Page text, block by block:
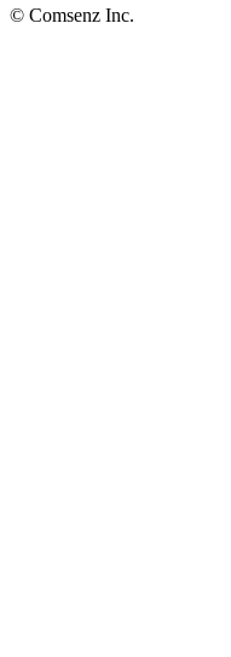
© Comsenz Inc.